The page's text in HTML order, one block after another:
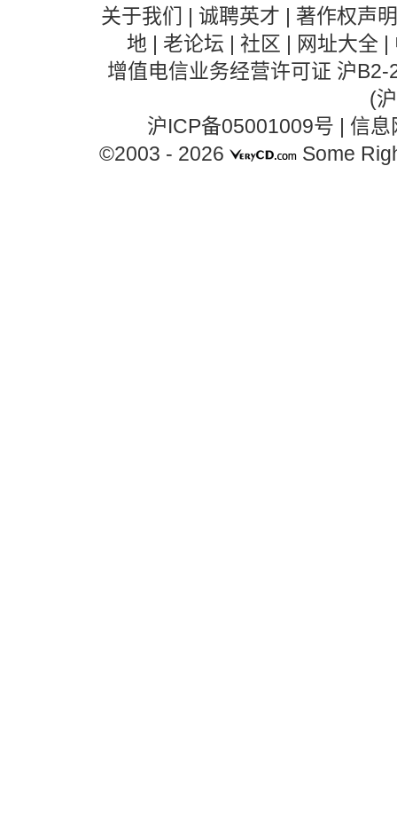
关于我们 | 诚聘英才 | 著作权声明
地 | 老论坛 | 社区 | 网址大全 |
增值电信业务经营许可证 沪B2-
(
沪ICP备05001009号 | 信息
©2003 - 2026 Some